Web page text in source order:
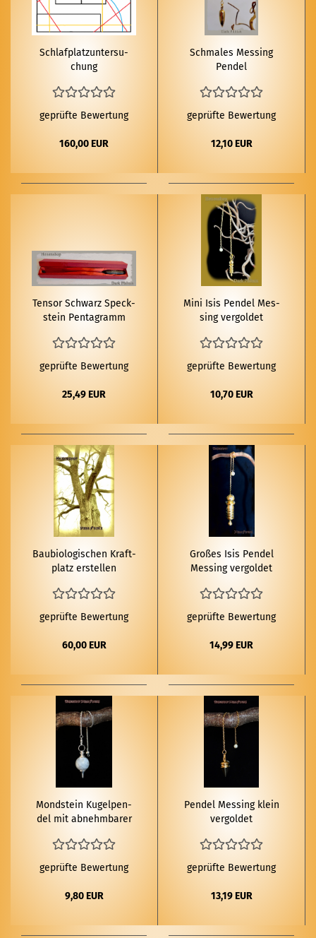
Schlaf­platz­un­ter­su­
chung
geprüfte Bewertung
160,00 EUR
Schma­les Mes­sing
Pen­del
geprüfte Bewertung
12,10 EUR
Ten­sor Schwarz Speck­
stein Pen­ta­gramm
geprüfte Bewertung
25,49 EUR
Mini Isis Pen­del Mes­
sing ver­gol­det
geprüfte Bewertung
10,70 EUR
Bau­bio­lo­gi­schen Kraft­
platz er­stel­len
geprüfte Bewertung
60,00 EUR
Gro­ßes Isis Pen­del
Mes­sing ver­gol­det
geprüfte Bewertung
14,99 EUR
Mond­stein Ku­gel­pen­
del mit ab­nehm­ba­rer
geprüfte Bewertung
9,80 EUR
Pen­del Mes­sing klein
ver­gol­det
geprüfte Bewertung
13,19 EUR